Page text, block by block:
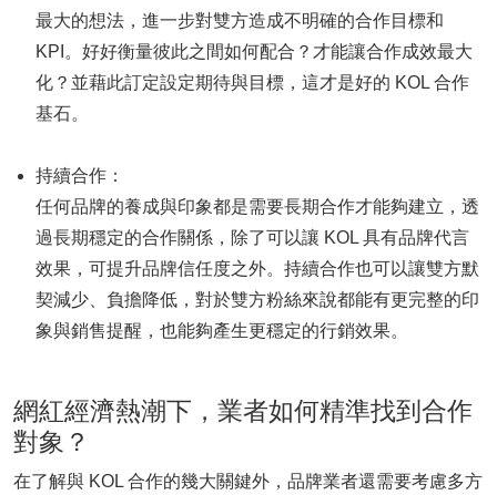
最大的想法，進一步對雙方造成不明確的合作目標和
KPI。好好衡量彼此之間如何配合？才能讓合作成效最大
化？並藉此訂定設定期待與目標，這才是好的 KOL 合作
基石。
持續合作：
任何品牌的養成與印象都是需要長期合作才能夠建立，透
過長期穩定的合作關係，除了可以讓 KOL 具有品牌代言
效果，可提升品牌信任度之外。持續合作也可以讓雙方默
契減少、負擔降低，對於雙方粉絲來說都能有更完整的印
象與銷售提醒，也能夠產生更穩定的行銷效果。
網紅經濟熱潮下，業者如何精準找到合作
對象？
在了解與 KOL 合作的幾大關鍵外，品牌業者還需要考慮多方